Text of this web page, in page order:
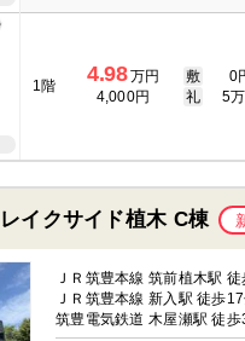
1階 4.98万円
4,000円
敷
0
礼
5
レイクサイド植木 C棟
ＪＲ筑豊本線 筑前植木駅
ＪＲ筑豊本線 新入駅 徒歩
筑豊電気鉄道 木屋瀬駅 徒歩